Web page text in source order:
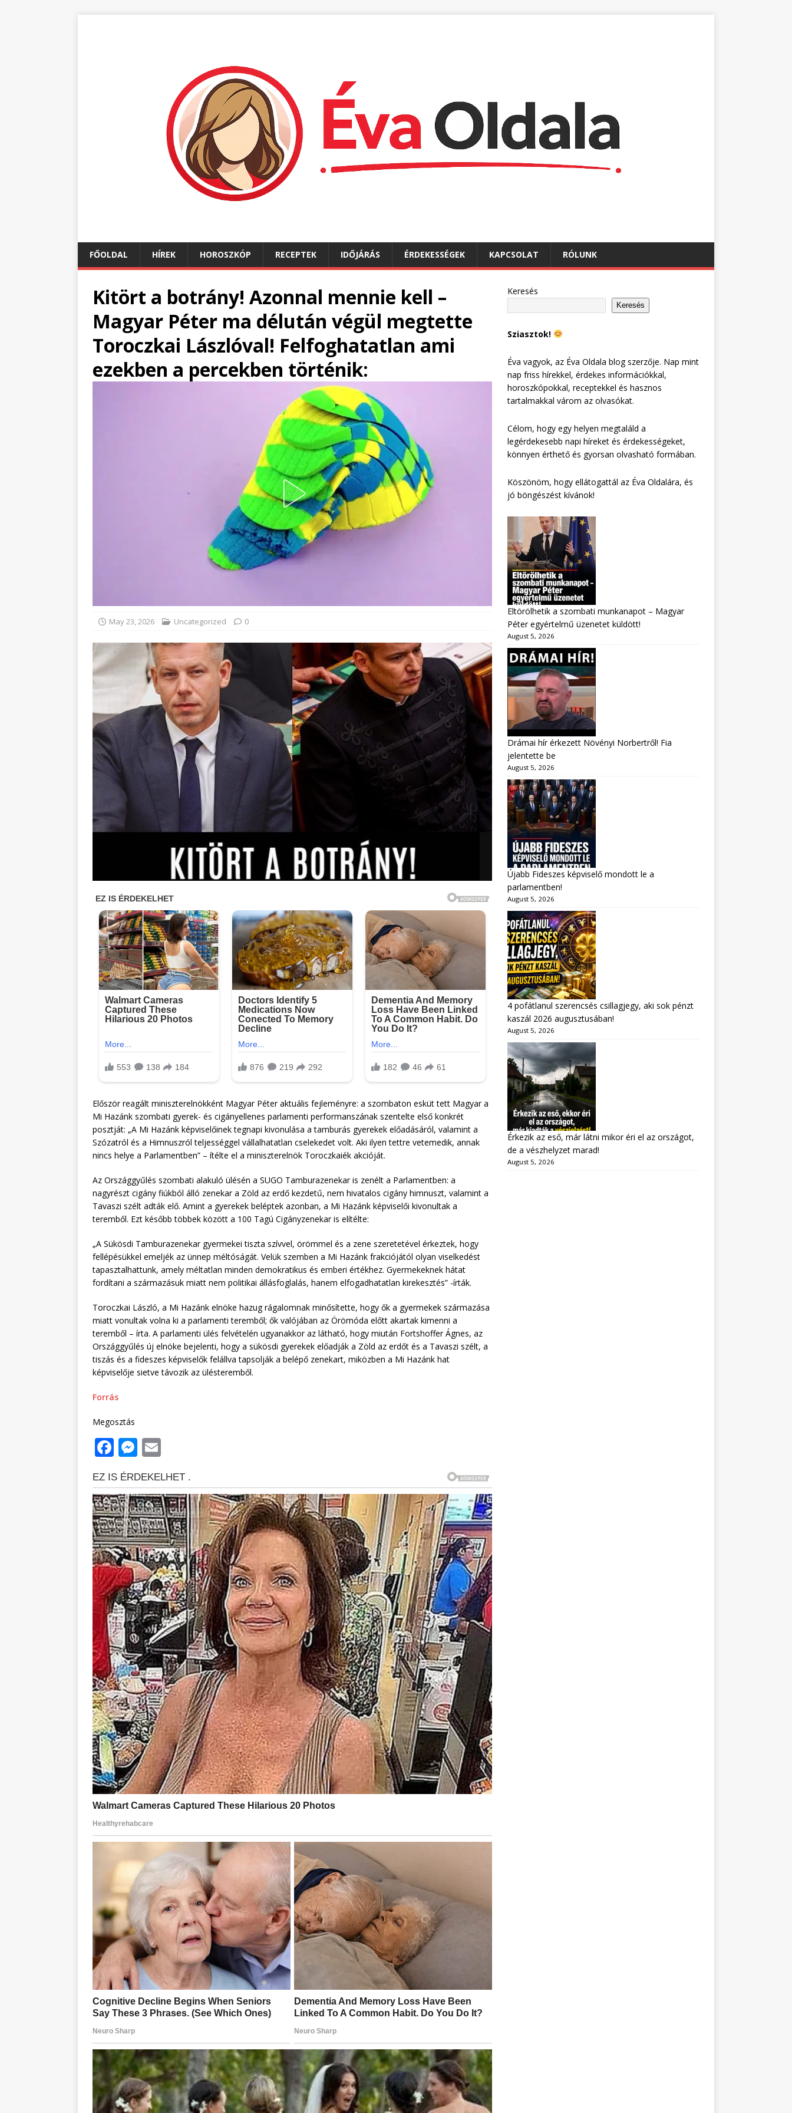
FŐOLDAL HÍREK HOROSZKÓP RECEPTEK IDŐJÁRÁS ÉRDEKESSÉGEK KAPCSOLAT RÓLUNK
Kitört a botrány! Azonnal mennie kell –
Magyar Péter ma délután végül megtette
Toroczkai Lászlóval! Felfoghatatlan ami
ezekben a percekben történik:
May 23, 2026 Uncategorized 0
Először reagált miniszterelnökként Magyar Péter aktuális fejleményre: a szombaton esküt tett Magyar a
Mi Hazánk szombati gyerek- és cigányellenes parlamenti performanszának szentelte első konkrét
posztját: „A Mi Hazánk képviselőinek tegnapi kivonulása a tamburás gyerekek előadásáról, valamint a
Szózatról és a Himnuszról teljességgel vállalhatatlan cselekedet volt. Aki ilyen tettre vetemedik, annak
nincs helye a Parlamentben” – ítélte el a miniszterelnök Toroczkaiék akcióját.
Az Országgyűlés szombati alakuló ülésén a SUGO Tamburazenekar is zenélt a Parlamentben: a
nagyrészt cigány fiúkból álló zenekar a Zöld az erdő kezdetű, nem hivatalos cigány himnuszt, valamint a
Tavaszi szélt adták elő. Amint a gyerekek beléptek azonban, a Mi Hazánk képviselői kivonultak a
teremből. Ezt később többek között a 100 Tagú Cigányzenekar is elítélte:
„A Sükösdi Tamburazenekar gyermekei tiszta szívvel, örömmel és a zene szeretetével érkeztek, hogy
fellépésükkel emeljék az ünnep méltóságát. Velük szemben a Mi Hazánk frakciójától olyan viselkedést
tapasztalhattunk, amely méltatlan minden demokratikus és emberi értékhez. Gyermekeknek hátat
fordítani a származásuk miatt nem politikai állásfoglalás, hanem elfogadhatatlan kirekesztés” -írták.
Toroczkai László, a Mi Hazánk elnöke hazug rágalomnak minősítette, hogy ők a gyermekek származása
miatt vonultak volna ki a parlamenti teremből; ők valójában az Örömóda előtt akartak kimenni a
teremből – írta. A parlamenti ülés felvételén ugyanakkor az látható, hogy miután Fortshoffer Ágnes, az
Országgyűlés új elnöke bejelenti, hogy a sükösdi gyerekek előadják a Zöld az erdőt és a Tavaszi szélt, a
tiszás és a fideszes képviselők felállva tapsolják a belépő zenekart, miközben a Mi Hazánk hat
képviselője sietve távozik az ülésteremből.
Forrás
Megosztás
F
a
c
e
b
o
o
k
M
ss
e
n
g
e
r
ai
l
Keresés
Keresés
Sziasztok!
Éva vagyok, az Éva Oldala blog szerzője. Nap mint
nap friss hírekkel, érdekes információkkal,
horoszkópokkal, receptekkel és hasznos
tartalmakkal várom az olvasókat.
Célom, hogy egy helyen megtaláld a
legérdekesebb napi híreket és érdekességeket,
könnyen érthető és gyorsan olvasható formában.
Köszönöm, hogy ellátogattál az Éva Oldalára, és
jó böngészést kívánok!
Eltörölhetik a szombati munkanapot – Magyar
Péter egyértelmű üzenetet küldött!
August 5, 2026
Drámai hír érkezett Növényi Norbertről! Fia
jelentette be
August 5, 2026
Újabb Fideszes képviselő mondott le a
parlamentben!
August 5, 2026
4 pofátlanul szerencsés csillagjegy, aki sok pénzt
kaszál 2026 augusztusában!
August 5, 2026
Érkezik az eső, már látni mikor éri el az országot,
de a vészhelyzet marad!
August 5, 2026